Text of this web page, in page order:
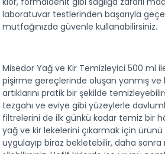
laboratuvar testlerinden başarıyla
mutfağınızda güvenle kullanabilirsiniz.
Misedor Yağ ve Kir Temizleyici 500 ml
pişirme gereçlerinde oluşan yanmış
artıklarını pratik bir şekilde
tezgahı ve eviye gibi yüzeylerle
filtrelerini de ilk günkü kadar temiz bir
yağ ve kir lekelerini çıkarmak için
uygulayıp biraz bekletebilir, daha